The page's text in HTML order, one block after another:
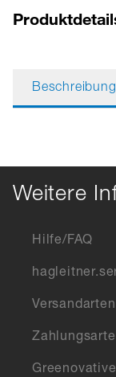
Beschreibung
Weitere
Hilfe/FAQ
Versandarten
Greenovative